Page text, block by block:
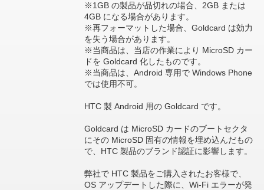
※1GB の製品が品切れの場合、2GB または
4GB になる場合があります。
※再フォーマットした場合、Goldcard は効力
を失う場合があります。
※当商品は、当店の作業により MicroSD カー
ドを Goldcard 化したものです。
※当商品は、Android 専用で Windows Phone
では使用不可。
HTC 製 Android 用の Goldcard です。
Goldcard は MicroSD カードのブートセクタ
にその MicroSD 固有の情報を埋め込んだもの
で、HTC 製品のブランド認証に影響します。
弊社で HTC 製品をご購入されたお客様で、
OS アップデートした際に、Wi-Fi エラーが発